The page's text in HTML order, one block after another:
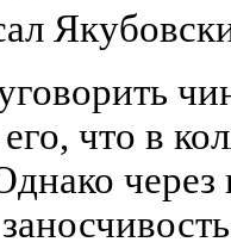
что в
через